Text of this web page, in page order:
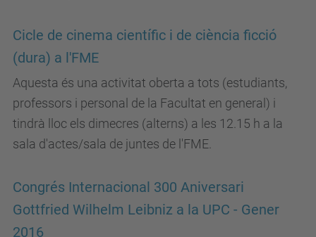
Cicle de cinema científic i de ciència ficció
(dura) a l'FME
Aquesta és una activitat oberta a tots (estudiants,
professors i personal de la Facultat en general) i
tindrà lloc els dimecres (alterns) a les 12.15 h a la
sala d'actes/sala de juntes de l'FME.
Congrés Internacional 300 Aniversari
Gottfried Wilhelm Leibniz a la UPC - Gener
2016